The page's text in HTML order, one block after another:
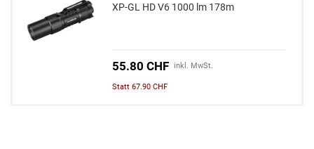
XP-GL HD V6 1000 lm 178m
55.80 CHF inkl. MwSt.
Statt 67.90 CHF